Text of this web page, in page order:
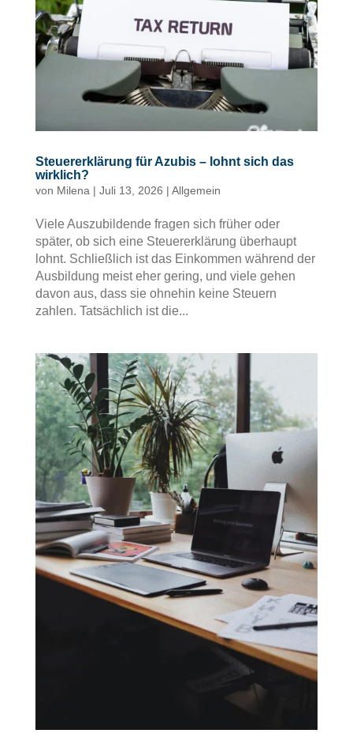
Steuererklärung für Azubis – lohnt sich das
wirklich?
von Milena | Juli 13, 2026 | Allgemein
Viele Auszubildende fragen sich früher oder
später, ob sich eine Steuererklärung überhaupt
lohnt. Schließlich ist das Einkommen während der
Ausbildung meist eher gering, und viele gehen
davon aus, dass sie ohnehin keine Steuern
zahlen. Tatsächlich ist die...